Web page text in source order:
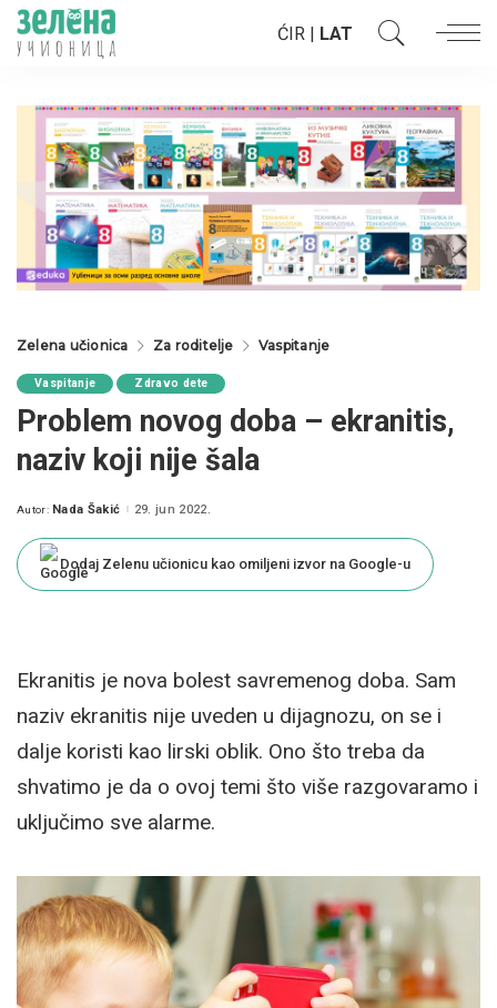
ĆIR | LAT
Zelena učionica Za roditelje Vaspitanje
Vaspitanje Zdravo dete
Problem novog doba – ekranitis,
naziv koji nije šala
Posted
Autor: Nada Šakić 29. jun 2022.
Dodaj Zelenu učionicu kao omiljeni izvor na Google-u
Ekranitis je nova bolest savremenog doba. Sam
naziv ekranitis nije uveden u dijagnozu, on se i
dalje koristi kao lirski oblik. Ono što treba da
shvatimo je da o ovoj temi što više razgovaramo i
uključimo sve alarme.